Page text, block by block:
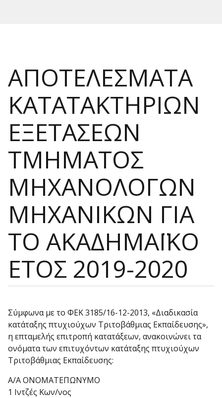
ΑΠΟΤΕΛΕΣΜΑΤΑ
ΚΑΤΑΤΑΚΤΗΡΙΩΝ
ΕΞΕΤΑΣΕΩΝ
ΤΜΗΜΑΤΟΣ
ΜΗΧΑΝΟΛΟΓΩΝ
ΜΗΧΑΝΙΚΩΝ ΓΙΑ
ΤΟ ΑΚΑΔΗΜΑΪΚΟ
ΕΤΟΣ 2019-2020
Σύμφωνα με το ΦΕΚ 3185/16-12-2013, «Διαδικασία
κατάταξης πτυχιούχων Τριτοβάθμιας Εκπαίδευσης»,
η επταμελής επιτροπή κατατάξεων, ανακοινώνει τα
ονόματα των επιτυχόντων κατάταξης πτυχιούχων
Τριτοβάθμιας Εκπαίδευσης:
Α/Α ΟΝΟΜΑΤΕΠΩΝΥΜΟ
1 Ιντζές Κων/νος